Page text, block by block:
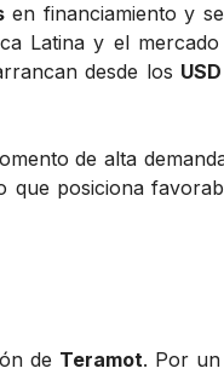
en financiamiento y
Latina y el mercado
desde los
de alta
posiciona
de Teramot. Por